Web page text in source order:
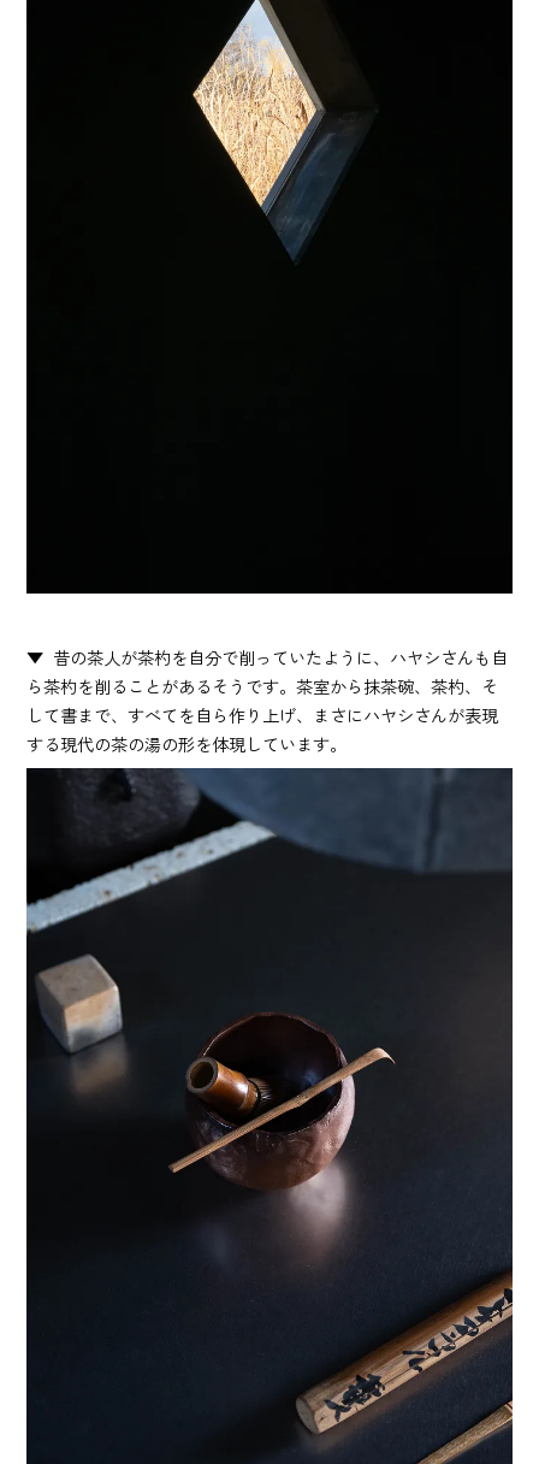
昔の茶人が茶杓を自分で削っていたように、ハヤシさんも自
ら茶杓を削ることがあるそうです。茶室から抹茶碗、茶杓、そ
して書まで、すべてを自ら作り上げ、まさにハヤシさんが表現
する現代の茶の湯の形を体現しています。